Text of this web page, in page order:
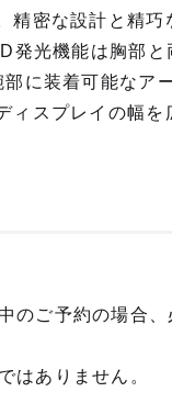
密な設計と精
発光機能は胸部
に装着可能なア
ィスプレイの幅
ご予約の場合、
はありません。